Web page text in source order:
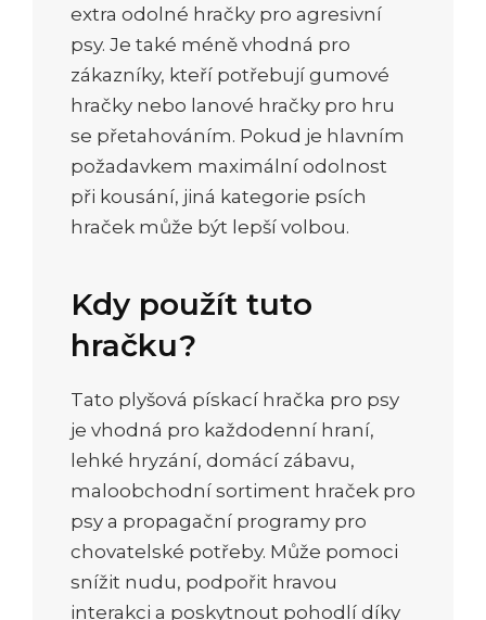
extra odolné hračky pro agresivní
psy. Je také méně vhodná pro
zákazníky, kteří potřebují gumové
hračky nebo lanové hračky pro hru
se přetahováním. Pokud je hlavním
požadavkem maximální odolnost
při kousání, jiná kategorie psích
hraček může být lepší volbou.
Kdy použít tuto
hračku?
Tato plyšová pískací hračka pro psy
je vhodná pro každodenní hraní,
lehké hryzání, domácí zábavu,
maloobchodní sortiment hraček pro
psy a propagační programy pro
chovatelské potřeby. Může pomoci
snížit nudu, podpořit hravou
interakci a poskytnout pohodlí díky